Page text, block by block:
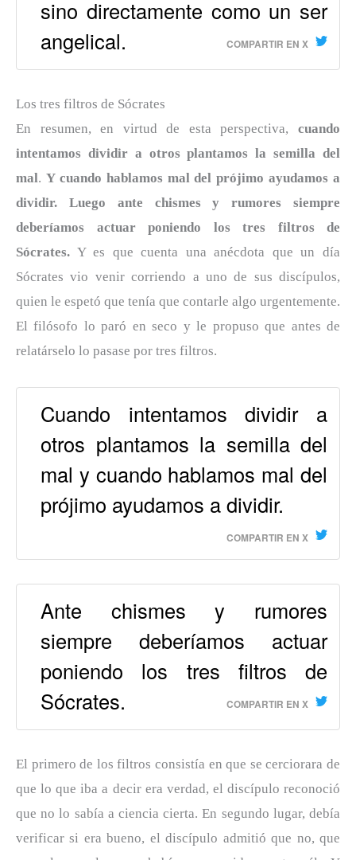
sino directamente como un ser
angelical.
COMPARTIR EN X
Los tres filtros de Sócrates
En resumen, en virtud de esta perspectiva, cuando
intentamos dividir a otros plantamos la semilla del
mal. Y cuando hablamos mal del prójimo ayudamos a
dividir.
Luego ante chismes y rumores siempre
deberíamos actuar poniendo los tres filtros de
Sócrates. Y es que cuenta una anécdota que un día
Sócrates vio venir corriendo a uno de sus discípulos,
quien le espetó que tenía que contarle algo urgentemente.
El filósofo lo paró en seco y le propuso que antes de
relatárselo lo pasase por tres filtros.
Cuando intentamos dividir a
otros plantamos la semilla del
mal y cuando hablamos mal del
prójimo ayudamos a dividir.
COMPARTIR EN X
Ante chismes y rumores
siempre deberíamos actuar
poniendo los tres filtros de
Sócrates.
COMPARTIR EN X
El primero de los filtros consistía en que se cerciorara de
que lo que iba a decir era verdad, el discípulo reconoció
que no lo sabía a ciencia cierta. En segundo lugar, debía
verificar si era bueno, el discípulo admitió que no, que